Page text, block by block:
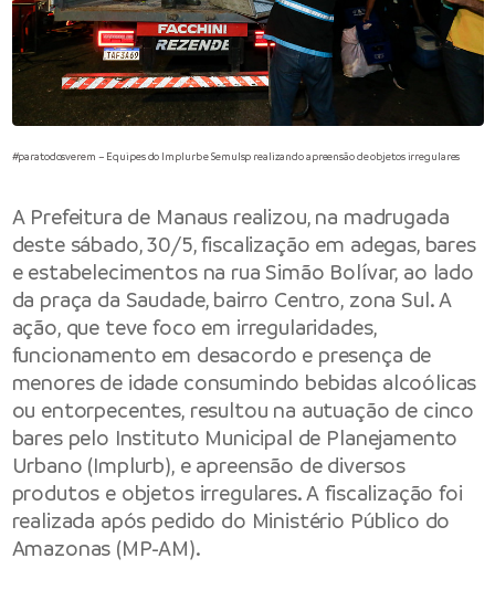
#paratodosverem – Equipes do Implurb e Semulsp realizando apreensão de objetos irregulares
A Prefeitura de Manaus realizou, na madrugada
deste sábado, 30/5, fiscalização em adegas, bares
e estabelecimentos na rua Simão Bolívar, ao lado
da praça da Saudade, bairro Centro, zona Sul. A
ação, que teve foco em irregularidades,
funcionamento em desacordo e presença de
menores de idade consumindo bebidas alcoólicas
ou entorpecentes, resultou na autuação de cinco
bares pelo Instituto Municipal de Planejamento
Urbano (Implurb), e apreensão de diversos
produtos e objetos irregulares. A fiscalização foi
realizada após pedido do Ministério Público do
Amazonas (MP-AM).